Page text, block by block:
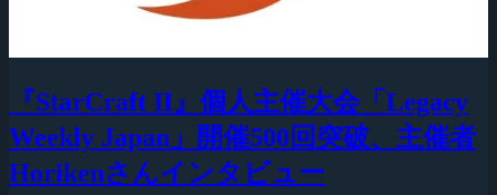
『StarCraft II』個人主催大会「Legacy
Weekly Japan」開催500回突破、主催者
Horikenさんインタビュー